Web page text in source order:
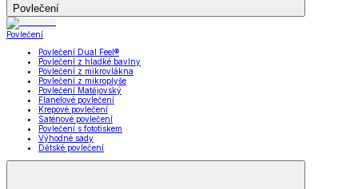
Povlečení
Povlečení
Povlečení Dual Feel®
Povlečení z hladké bavlny
Povlečení z mikrovlákna
Povlečení z mikroplyše
Povlečení Matějovský
Flanelové povlečení
Krepové povlečení
Saténové povlečení
Povlečení s fototiskem
Výhodné sady
Dětské povlečení